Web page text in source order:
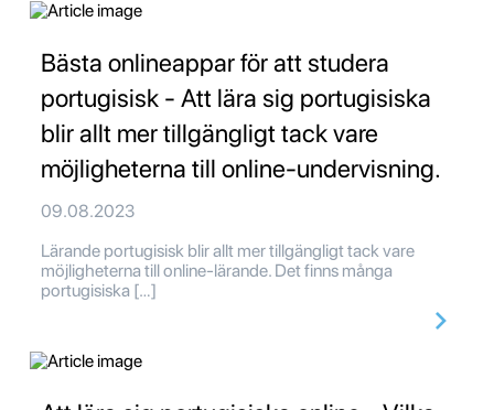
Bästa onlineappar för att studera
portugisisk - Att lära sig portugisiska
blir allt mer tillgängligt tack vare
möjligheterna till online-undervisning.
09.08.2023
Lärande portugisisk blir allt mer tillgängligt tack vare
möjligheterna till online-lärande. Det finns många
portugisiska […]